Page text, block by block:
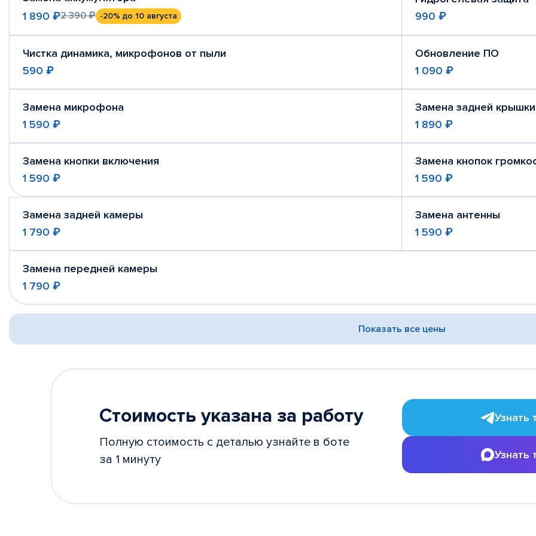
1 890 ₽2 390 ₽ -20% до 10 августа
990 ₽
Чистка динамика, микрофонов от пыли
590 ₽
Обновление ПО
1 090 ₽
Замена микрофона
1 590 ₽
Замена задней крышки
1 890 ₽
Замена кнопки включения
1 590 ₽
Замена кнопок
1 590 ₽
Замена задней камеры
1 790 ₽
Замена антенны
1 590 ₽
Замена передней камеры
1 790 ₽
Показать все цены
Стоимость указана за работу
Полную стоимость с деталью узнайте в боте
за 1 минуту
Узнать
Узнать